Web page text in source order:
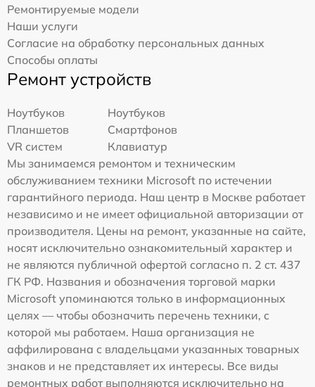
Ремонтируемые модели
Наши услуги
Согласие на обработку персональных данных
Способы оплаты
Ремонт устройств
Ноутбуков
Ноутбуков
Планшетов
Смартфонов
VR систем
Клавиатур
Мы занимаемся ремонтом и техническим
обслуживанием техники Microsoft по истечении
гарантийного периода. Наш центр в Москве работает
независимо и не имеет официальной авторизации от
производителя. Цены на ремонт, указанные на сайте,
носят исключительно ознакомительный характер и
не являются публичной офертой согласно п. 2 ст. 437
ГК РФ. Названия и обозначения торговой марки
Microsoft упоминаются только в информационных
целях — чтобы обозначить перечень техники, с
которой мы работаем. Наша организация не
аффилирована с владельцами указанных товарных
знаков и не представляет их интересы. Все виды
ремонтных работ выполняются исключительно на